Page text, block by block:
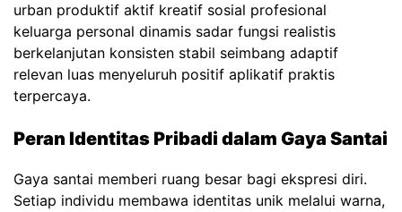
urban produktif aktif kreatif sosial profesional
keluarga personal dinamis sadar fungsi realistis
berkelanjutan konsisten stabil seimbang adaptif
relevan luas menyeluruh positif aplikatif praktis
terpercaya.
Peran Identitas Pribadi dalam Gaya Santai
Gaya santai memberi ruang besar bagi ekspresi diri.
Setiap individu membawa identitas unik melalui warna,